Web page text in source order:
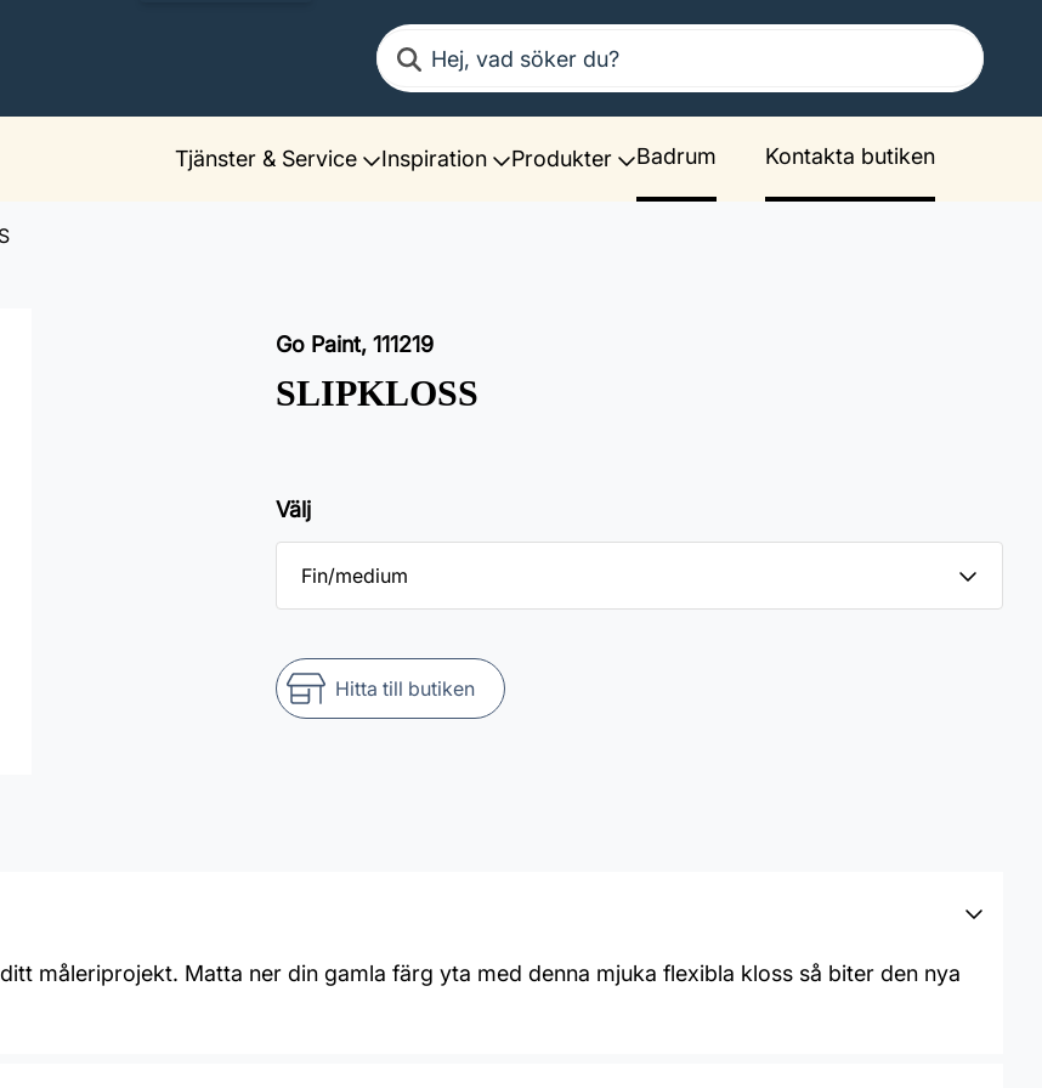
Sök
Tjänster & Service Inspiration Produkter Badrum Kontakta butiken
Go Paint, 111219
SLIPKLOSS
Välj
Hitta till butiken
måleriprojekt. Matta ner din gamla färg yta med denna mjuka flexibla kloss så biter den nya